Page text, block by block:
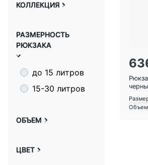
КОЛЛЕКЦИЯ
РАЗМЕРНОСТЬ
РЮКЗАКА
до 15 литров
15-30 литров
ОБЪЕМ
ЦВЕТ
Объем